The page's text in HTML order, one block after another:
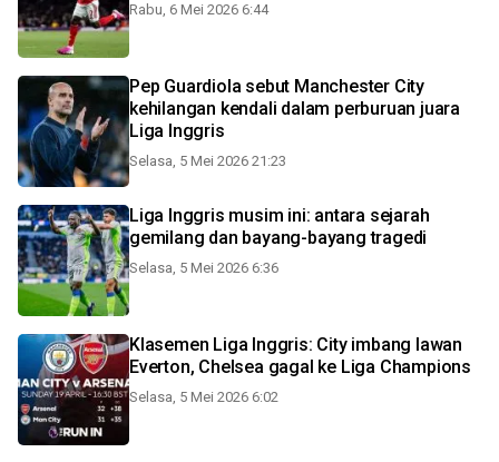
Rabu, 6 Mei 2026 6:44
Pep Guardiola sebut Manchester City
kehilangan kendali dalam perburuan juara
Liga Inggris
Selasa, 5 Mei 2026 21:23
Liga Inggris musim ini: antara sejarah
gemilang dan bayang-bayang tragedi
Selasa, 5 Mei 2026 6:36
Klasemen Liga Inggris: City imbang lawan
Everton, Chelsea gagal ke Liga Champions
Selasa, 5 Mei 2026 6:02